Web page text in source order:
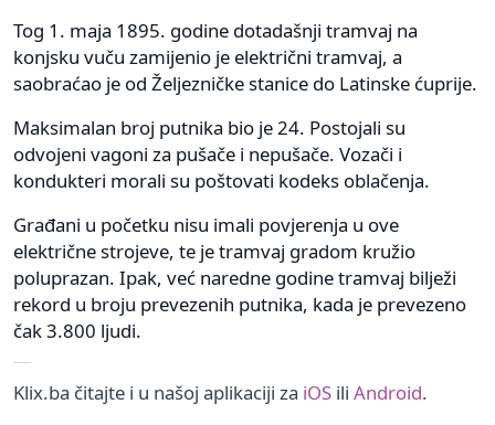
Tog 1. maja 1895. godine dotadašnji tramvaj na
konjsku vuču zamijenio je električni tramvaj, a
saobraćao je od Željezničke stanice do Latinske ćuprije.
Maksimalan broj putnika bio je 24. Postojali su
odvojeni vagoni za pušače i nepušače. Vozači i
kondukteri morali su poštovati kodeks oblačenja.
Građani u početku nisu imali povjerenja u ove
električne strojeve, te je tramvaj gradom kružio
poluprazan. Ipak, već naredne godine tramvaj bilježi
rekord u broju prevezenih putnika, kada je prevezeno
čak 3.800 ljudi.
Klix.ba čitajte i u našoj aplikaciji za iOS ili Android.